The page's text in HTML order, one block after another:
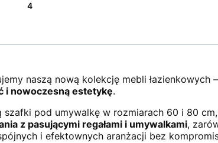
4
naszą nową kolekcję mebli
i nowoczesną estetykę.
szafki pod umywalkę w rozmiarach 60 i 80
z pasującymi regałami i umywalkami,
i efektownych aranżacji bez